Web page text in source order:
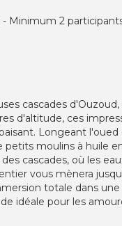
- Minimum 2
cascades
d'altitude, ces
Longeant
petits moulins à huile
cascades, où les
vous mènera
totale dans
idéale pour les